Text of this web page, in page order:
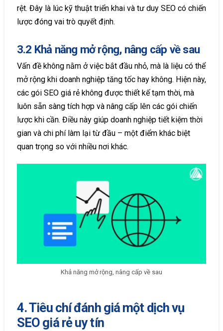
rệt. Đây là lúc kỹ thuật triển khai và tư duy SEO có chiến
lược đóng vai trò quyết định.
3.2 Khả năng mở rộng, nâng cấp về sau
Vấn đề không nằm ở việc bắt đầu nhỏ, mà là liệu có thể
mở rộng khi doanh nghiệp tăng tốc hay không. Hiện này,
các gói SEO giá rẻ không được thiết kế tạm thời, mà
luôn sẵn sàng tích hợp và nâng cấp lên các gói chiến
lược khi cần. Điều này giúp doanh nghiệp tiết kiệm thời
gian và chi phí làm lại từ đầu – một điểm khác biệt
quan trọng so với nhiều nơi khác.
Khả năng mở rộng, nâng cấp về sau
4. Tiêu chí đánh giá một dịch vụ
SEO giá rẻ uy tín